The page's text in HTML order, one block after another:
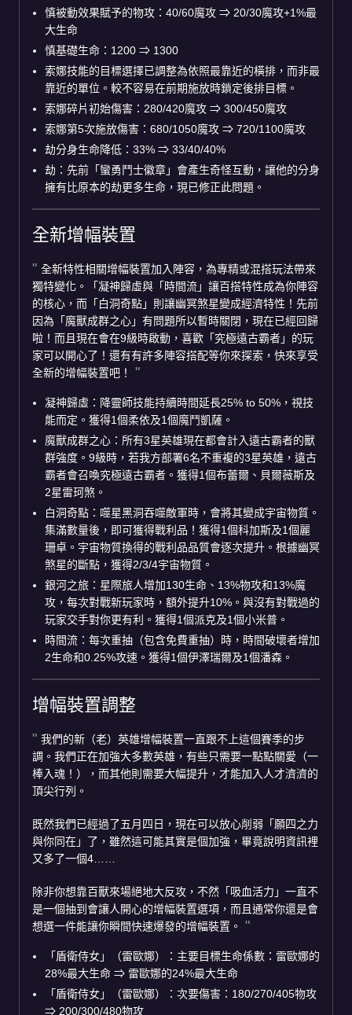
慎被動效果賦予的物攻：40/60魔攻 ⇒ 20/30魔攻+1%最
大生命
慎基礎生命：1200 ⇒ 1300
索娜技能的目標選擇已調整為依照最靠近的橫排，而非最
靠近的單位。較不容易在前期施放時鎖定後排目標。
索娜碎片初始傷害：280/420魔攻 ⇒ 300/450魔攻
索娜第5次施放傷害：680/1050魔攻 ⇒ 720/1100魔攻
劫分身生命降低：33% ⇒ 33/40/40%
劫：先前「蠻勇鬥士徽章」會產生奇怪互動，讓他的分身
擁有比原本的劫更多生命，現已修正此問題。
全新增幅裝置
全新特性相關增幅裝置加入陣容，為專精或混搭玩法帶來
獨特變化。「凝神歸虛與「時間流」讓百搭特性成為你陣容
的核心，而「白洞奇點」則讓幽冥煞星變成經濟特性！先前
因為「魔獸成群之心」有問題所以暫時關閉，現在已經回歸
啦！而且現在會在9級時啟動，喜歡「究極遠古霸者」的玩
家可以開心了！還有有許多陣容搭配等你來探索，快來享受
全新的增幅裝置吧！
凝神歸虛：降靈師技能持續時間延長25% to 50%，視技
能而定。獲得1個柔依及1個魔鬥凱薩。
魔獸成群之心：所有3星英雄現在都會計入遠古霸者的獸
群強度。9級時，若我方部署6名不重複的3星英雄，遠古
霸者會召喚究極遠古霸者。獲得1個布蕾爾、貝爾薇斯及
2星雷珂煞。
白洞奇點：噬星黑洞吞噬敵軍時，會將其變成宇宙物質。
集滿數量後，即可獲得戰利品！獲得1個科加斯及1個麗
珊卓。宇宙物質換得的戰利品品質會逐次提升。根據幽冥
煞星的斷點，獲得2/3/4宇宙物質。
銀河之旅：星際旅人增加130生命、13%物攻和13%魔
攻，每次對戰新玩家時，額外提升10%。與沒有對戰過的
玩家交手對你更有利。獲得1個派克及1個小米普。
時間流：每次重抽（包含免費重抽）時，時間破壞者增加
2生命和0.25%攻速。獲得1個伊澤瑞爾及1個潘森。
增幅裝置調整
我們的新（老）英雄增幅裝置一直跟不上這個賽季的步
調。我們正在加強大多數英雄，有些只需要一點點關愛（一
棒入魂！），而其他則需要大幅提升，才能加入人才濟濟的
頂尖行列。
既然我們已經過了五月四日，現在可以放心削弱「願四之力
與你同在」了，雖然這可能其實是個加強，畢竟說明資訊裡
又多了一個4……
除非你想靠百獸來場絕地大反攻，不然「吸血活力」一直不
是一個抽到會讓人開心的增幅裝置選項，而且通常你還是會
想選一件能讓你瞬間快速爆發的增幅裝置。
「盾衛侍女」（雷歐娜）：主要目標生命係數：雷歐娜的
28%最大生命 ⇒ 雷歐娜的24%最大生命
「盾衛侍女」（雷歐娜）：次要傷害：180/270/405物攻
⇒ 200/300/480物攻